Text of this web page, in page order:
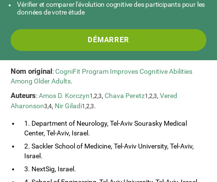
Vérifier et comparer l'évolution cognitive des participants pour les
données de votre étude
DÉMARRER
Nom original:CogniFit Program Improves Cognitive Abilities
Among Older Adults.
Auteurs:Amos D. Korczyn1,2,3,Chava Peretz1,2,3,Vered
Aharonson3,4, Nir Giladi1,2,3.
1. Department of Neurology, Tel-Aviv Sourasky Medical
Center, Tel-Aviv, Israel.
2. Sackler School of Medicine, Tel-Aviv University, Tel-Aviv,
Israel.
3. NextSig, Israel.